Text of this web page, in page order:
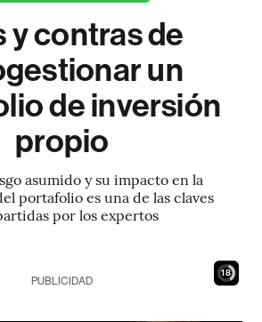
y contras de
un
de inversión
propio
asumido y su impacto en la
portafolio es una de las claves
por los expertos
17
PUBLICIDAD